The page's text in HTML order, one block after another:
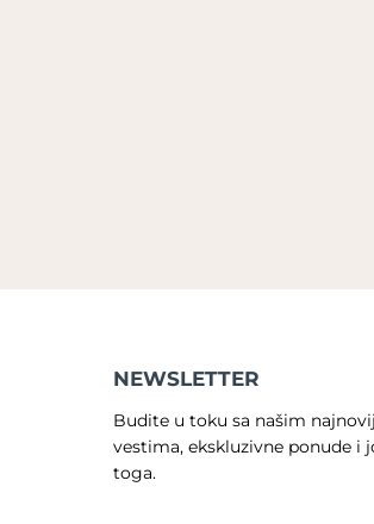
NEWSLETTER
Budite u toku sa našim
vestima, ekskluzivne ponude i
toga.